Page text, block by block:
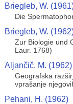
Briegleb, W.
Die
Briegleb, W.
Zur Biologie und
Laur. 1768)
Aljančič, M. (1962)
Geografska
vprašanje
Pehani, H. (1962)